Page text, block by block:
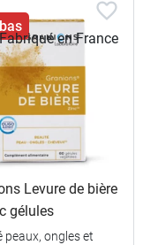
Levure de bière
gélules
peaux, ongles et